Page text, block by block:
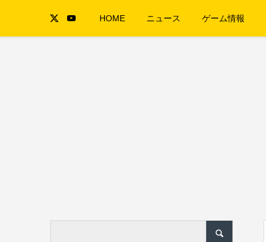
HOME ニュース ゲーム情報